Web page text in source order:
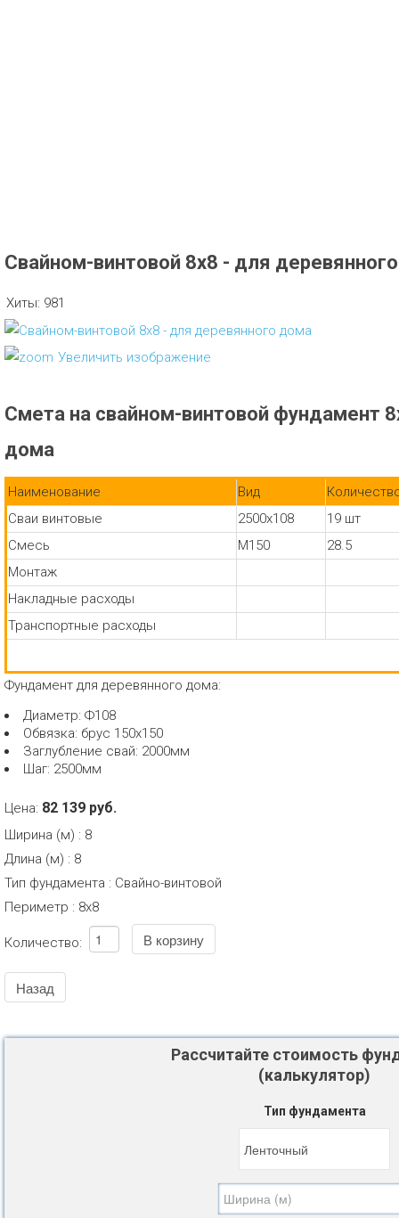
Свайном-винтовой 8х8 - для
Хиты: 981
Увеличить изображение
Смета на свайном-винтовой фундамент
дома
Наименование Вид
Сваи винтовые
2500х108
19 шт
Смесь
М150
28.5
Монтаж
Накладные расходы
Транспортные расходы
Фундамент для деревянного дома:
Диаметр: Ф108
Обвязка: брус 150х150
Заглубление свай: 2000мм
Шаг: 2500мм
Цена: 82 139 руб.
Ширина (м) : 8
Длина (м) : 8
Тип фундамента : Свайно-винтовой
Периметр : 8х8
Количество:
Рассчитайте стоимость
(калькулятор)
Тип фундамента